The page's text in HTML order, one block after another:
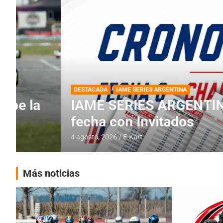
DESTACADA IAME SERIES ARGENTINA
IAME SERIES ARGENTINA:
fecha con Invitados
4 agosto, 2026 E-Kart
Más noticias